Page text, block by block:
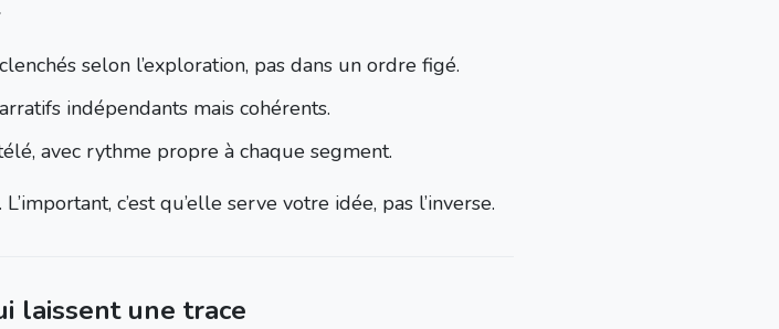
selon l’exploration, pas dans un ordre figé.
indépendants mais cohérents.
avec rythme propre à chaque segment.
c’est qu’elle serve votre idée, pas l’inverse.
laissent une trace